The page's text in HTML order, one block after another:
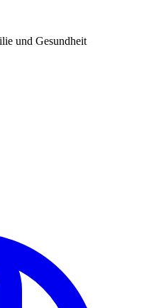
und Gesundheit